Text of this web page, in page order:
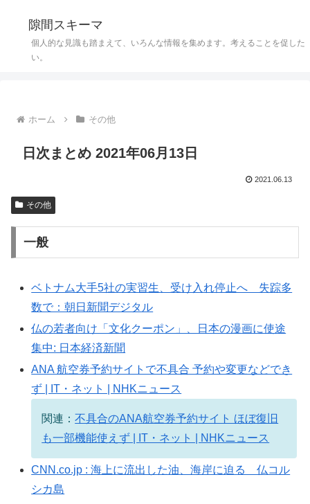
隙間スキーマ
個人的な見識も踏まえて、いろんな情報を集めます。考えることを促した
い。
ホーム その他
日次まとめ 2021年06月13日
2021.06.13
その他
一般
ベトナム大手5社の実習生、受け入れ停止へ 失踪多
数で：朝日新聞デジタル
仏の若者向け「文化クーポン」、日本の漫画に使途
集中: 日本経済新聞
ANA 航空券予約サイトで不具合 予約や変更などでき
ず | IT・ネット | NHKニュース
関連：不具合のANA航空券予約サイト ほぼ復旧
も一部機能使えず | IT・ネット | NHKニュース
CNN.co.jp : 海上に流出した油、海岸に迫る 仏コル
シカ島